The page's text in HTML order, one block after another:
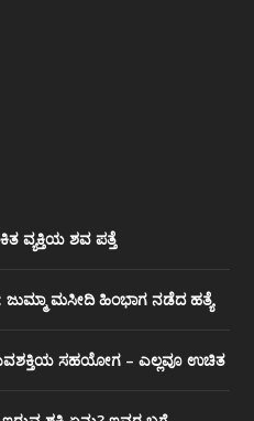
ವ್ಯಕ್ತಿಯ ಶವ ಪತ್ತೆ
: ಜುಮ್ಮಾ ಮಸೀದಿ ಹಿಂಭಾಗ ನಡೆದ ಹತ್ಯೆ
ಸಹಯೋಗ – ಎಲ್ಲವೂ ಉಚಿತ